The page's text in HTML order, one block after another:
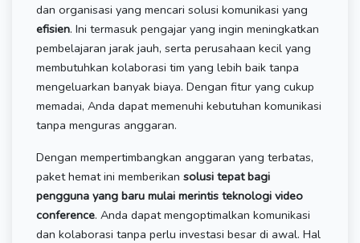
dan organisasi yang mencari solusi komunikasi yang
efisien. Ini termasuk pengajar yang ingin meningkatkan
pembelajaran jarak jauh, serta perusahaan kecil yang
membutuhkan kolaborasi tim yang lebih baik tanpa
mengeluarkan banyak biaya. Dengan fitur yang cukup
memadai, Anda dapat memenuhi kebutuhan komunikasi
tanpa menguras anggaran.
Dengan mempertimbangkan anggaran yang terbatas,
paket hemat ini memberikan solusi tepat bagi
pengguna yang baru mulai merintis teknologi video
conference. Anda dapat mengoptimalkan komunikasi
dan kolaborasi tanpa perlu investasi besar di awal. Hal